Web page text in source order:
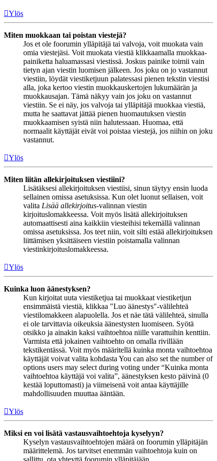
Ylös
Miten muokkaan tai poistan viestejä?
Jos et ole foorumin ylläpitäjä tai valvoja, voit muokata vain
omia viestejäsi. Voit muokata viestiä klikkaamalla muokkaa-
painiketta haluamassasi viestissä. Joskus painike toimii vain
tietyn ajan viestin luomisen jälkeen. Jos joku on jo vastannut
viestiin, löydät viestiketjuun palatessasi pienen tekstin viestisi
alla, joka kertoo viestin muokkauskertojen lukumäärän ja
muokkausajan. Tämä näkyy vain jos joku on vastannut
viestiin. Se ei näy, jos valvoja tai ylläpitäjä muokkaa viestiä,
mutta he saattavat jättää pienen huomautuksen viestin
muokkaamisen syistä niin halutessaan. Huomaa, että
normaalit käyttäjät eivät voi poistaa viestejä, jos niihin on joku
vastannut.
Ylös
Miten liitän allekirjoituksen viestiini?
Lisätäksesi allekirjoituksen viestiisi, sinun täytyy ensin luoda
sellainen omissa asetuksissa. Kun olet luonut sellaisen, voit
valita Lisää allekirjoitus-valinnan viestin
kirjoituslomakkeessa. Voit myös lisätä allekirjoituksen
automaattisesti aina kaikkiin viesteihisi tekemällä valinnan
omissa asetuksissa. Jos teet niin, voit silti estää allekirjoituksen
liittämisen yksittäiseen viestiin poistamalla valinnan
viestinkirjoituslomakkeessa.
Ylös
Kuinka luon äänestyksen?
Kun kirjoitat uuta viestiketjua tai muokkaat viestiketjun
ensimmäistä viestiä, klikkaa "Luo äänestys"-välilehteä
viestilomakkeen alapuolella. Jos et näe tätä välilehteä, sinulla
ei ole tarvittavia oikeuksia äänestysten luomiseen. Syötä
otsikko ja ainakin kaksi vaihtoehtoa niille varattuihin kenttiin.
Varmista että jokainen vaihtoehto on omalla rivillään
tekstikentässä. Voit myös määritellä kuinka monta vaihtoehtoa
käyttäjät voivat valita kohdasta You can also set the number of
options users may select during voting under “Kuinka monta
vaihtoehtoa käyttäjä voi valita”, äänestyksen kesto päivinä (0
kestää loputtomasti) ja viimeisenä voit antaa käyttäjille
mahdollisuuden muuttaa ääntään.
Ylös
Miksi en voi lisätä vastausvaihtoehtoja kyselyyn?
Kyselyn vastausvaihtoehtojen määrä on foorumin ylläpitäjän
määrittelemä. Jos tarvitset enemmän vaihtoehtoja kuin on
sallittu, ota yhteyttä foorumin ylläpitäjään.